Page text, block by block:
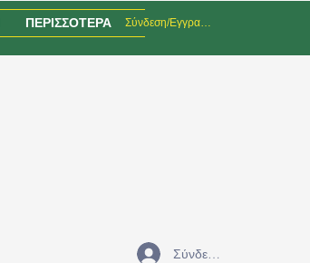
ΠΕΡΙΣΣΟΤΕΡΑ Σύνδεση/Εγγραφή
Σύνδεση